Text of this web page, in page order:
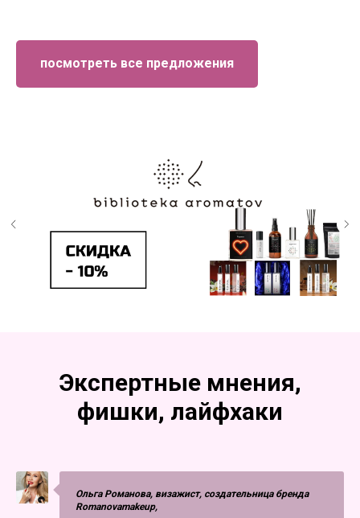
посмотреть все предложения
Экспертные мнения,
фишки, лайфхаки
Ольга Романова, визажист, создательница бренда
Romanovamakeup,